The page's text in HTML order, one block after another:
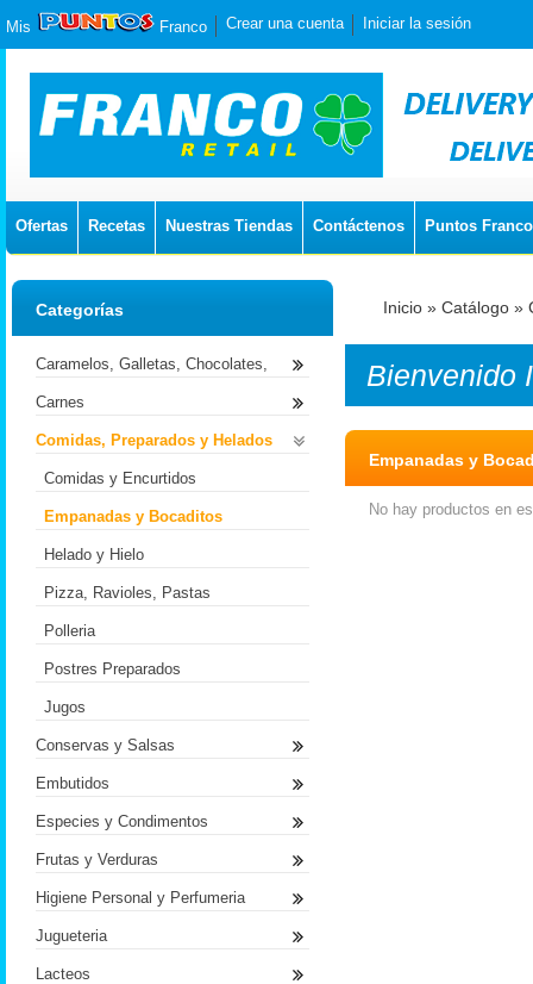
Mis Franco Crear una cuenta Iniciar la sesión
Ofertas Recetas Nuestras Tiendas Contáctenos Puntos Franco
Inicio » Catálogo »
Bienvenido
Empanadas y
No hay productos en
Categorías
Caramelos, Galletas, Chocolates,
Carnes
Comidas, Preparados y Helados
Comidas y Encurtidos
Empanadas y Bocaditos
Helado y Hielo
Pizza, Ravioles, Pastas
Polleria
Postres Preparados
Jugos
Conservas y Salsas
Embutidos
Especies y Condimentos
Frutas y Verduras
Higiene Personal y Perfumeria
Jugueteria
Lacteos